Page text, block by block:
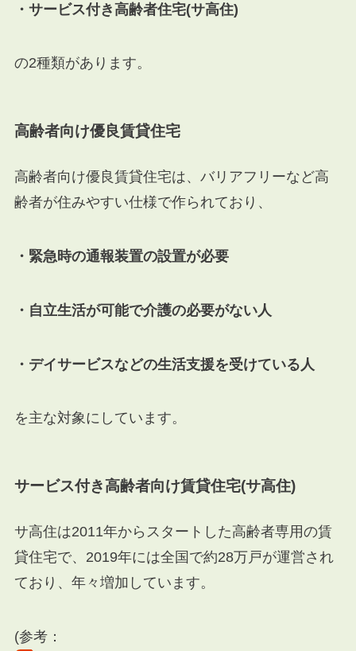
・サービス付き高齢者住宅(サ高住)
の2種類があります。
高齢者向け優良賃貸住宅
高齢者向け優良賃貸住宅は、バリアフリーなど高
齢者が住みやすい仕様で作られており、
・緊急時の通報装置の設置が必要
・自立生活が可能で介護の必要がない人
・デイサービスなどの生活支援を受けている人
を主な対象にしています。
サービス付き高齢者向け賃貸住宅(サ高住)
サ高住は2011年からスタートした高齢者専用の賃
貸住宅で、2019年には全国で約28万戸が運営され
ており、年々増加しています。
(参考：